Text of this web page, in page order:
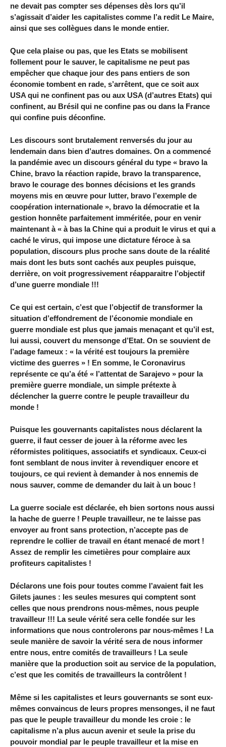
ne devait pas compter ses dépenses dès lors qu’il
s’agissait d’aider les capitalistes comme l’a redit Le Maire,
ainsi que ses collègues dans le monde entier.
Que cela plaise ou pas, que les Etats se mobilisent
follement pour le sauver, le capitalisme ne peut pas
empêcher que chaque jour des pans entiers de son
économie tombent en rade, s’arrêtent, que ce soit aux
USA qui ne confinent pas ou aux USA (d’autres Etats) qui
confinent, au Brésil qui ne confine pas ou dans la France
qui confine puis déconfine.
Les discours sont brutalement renversés du jour au
lendemain dans bien d’autres domaines. On a commencé
la pandémie avec un discours général du type « bravo la
Chine, bravo la réaction rapide, bravo la transparence,
bravo le courage des bonnes décisions et les grands
moyens mis en œuvre pour lutter, bravo l’exemple de
coopération internationale », bravo la démocratie et la
gestion honnête parfaitement imméritée, pour en venir
maintenant à « à bas la Chine qui a produit le virus et qui a
caché le virus, qui impose une dictature féroce à sa
population, discours plus proche sans doute de la réalité
mais dont les buts sont cachés aux peuples puisque,
derrière, on voit progressivement réapparaitre l’objectif
d’une guerre mondiale !!!
Ce qui est certain, c’est que l’objectif de transformer la
situation d’effondrement de l’économie mondiale en
guerre mondiale est plus que jamais menaçant et qu’il est,
lui aussi, couvert du mensonge d’Etat. On se souvient de
l’adage fameux : « la vérité est toujours la première
victime des guerres » ! En somme, le Coronavirus
représente ce qu’a été « l’attentat de Sarajevo » pour la
première guerre mondiale, un simple prétexte à
déclencher la guerre contre le peuple travailleur du
monde !
Puisque les gouvernants capitalistes nous déclarent la
guerre, il faut cesser de jouer à la réforme avec les
réformistes politiques, associatifs et syndicaux. Ceux-ci
font semblant de nous inviter à revendiquer encore et
toujours, ce qui revient à demander à nos ennemis de
nous sauver, comme de demander du lait à un bouc !
La guerre sociale est déclarée, eh bien sortons nous aussi
la hache de guerre ! Peuple travailleur, ne te laisse pas
envoyer au front sans protection, n’accepte pas de
reprendre le collier de travail en étant menacé de mort !
Assez de remplir les cimetières pour complaire aux
profiteurs capitalistes !
Déclarons une fois pour toutes comme l’avaient fait les
Gilets jaunes : les seules mesures qui comptent sont
celles que nous prendrons nous-mêmes, nous peuple
travailleur !!! La seule vérité sera celle fondée sur les
informations que nous controlerons par nous-mêmes ! La
seule manière de savoir la vérité sera de nous informer
entre nous, entre comités de travailleurs ! La seule
manière que la production soit au service de la population,
c’est que les comités de travailleurs la contrôlent !
Même si les capitalistes et leurs gouvernants se sont eux-
mêmes convaincus de leurs propres mensonges, il ne faut
pas que le peuple travailleur du monde les croie : le
capitalisme n’a plus aucun avenir et seule la prise du
pouvoir mondial par le peuple travailleur et la mise en